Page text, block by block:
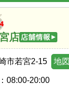
店
市若宮2-15 地図
08:00-20:00